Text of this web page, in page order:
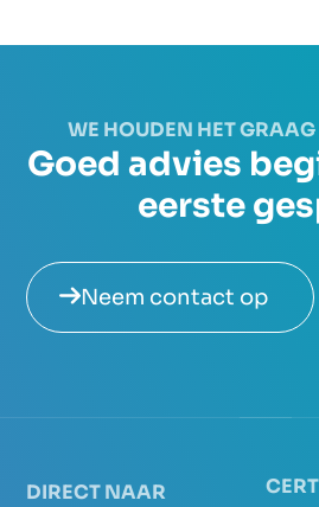
WE HOUDEN HET
Goed advies
eerste
Neem contact op
DIRECT NAAR